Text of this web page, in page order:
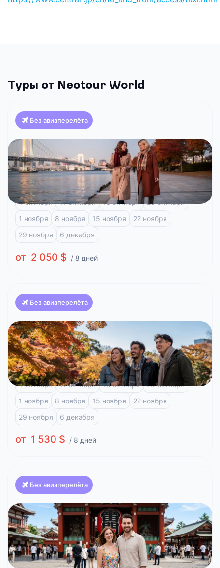
Туры от Neotour World
Без авиаперелёта
Япония
Классика Японии, Клёны (Токио-Осака)
Токио Фудзи-Кавагучико Киото Арасияма
4 октября 11 октября 18 октября
25 октября
1 ноября
8 ноября 15 ноября
22 ноября
29 ноября
6 декабря
от 2 050 $ / 8 дней
Без авиаперелёта
Япония
Токио, 8 дней
Токио Фудзи-Кавагучико
4 октября 11 октября 18 октября
25 октября
1 ноября
8 ноября 15 ноября
22 ноября
29 ноября
6 декабря
от 1 530 $ / 8 дней
Без авиаперелёта
Япония
Токио, 8 дней и отдых на побережье
Токио Фудзи-Кавагучико Атами